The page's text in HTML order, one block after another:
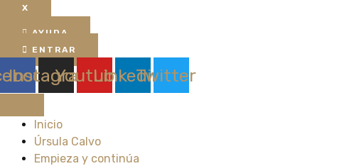
X
AYUDA
ENTRAR
Instagram
YoutubeLinkedinTwitter
Inicio
Úrsula Calvo
Empieza y continúa